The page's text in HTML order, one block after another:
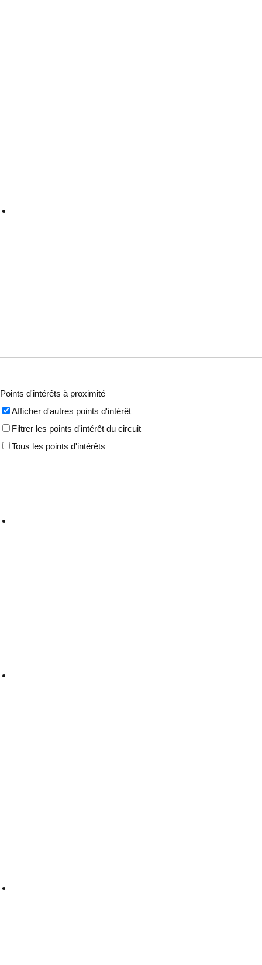
Points d'intérêts à proximité
Afficher d'autres points d'intérêt
Filtrer les points d'intérêt du circuit
Tous les points d'intérêts